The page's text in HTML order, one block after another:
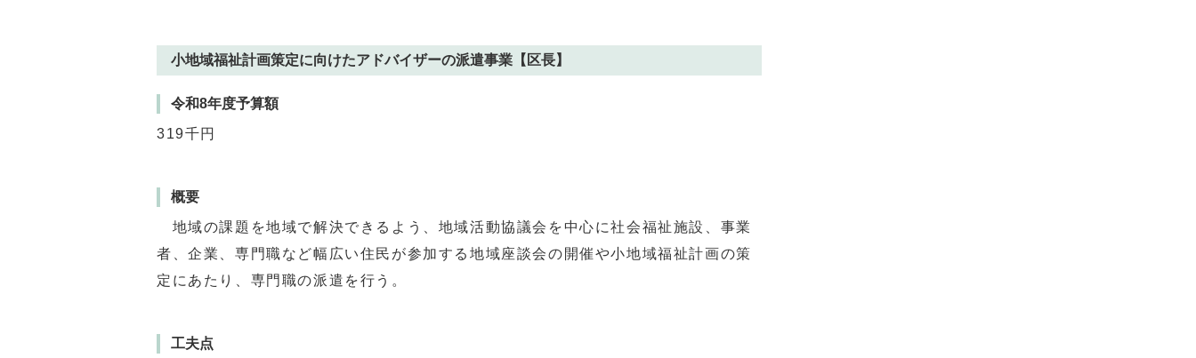
小地域福祉計画策定に向けたアドバイザーの派遣事業【区長】
令和8年度予算額
319千円
概要
地域の課題を地域で解決できるよう、地域活動協議会を中心に社会福祉施設、事業
者、企業、専門職など幅広い住民が参加する地域座談会の開催や小地域福祉計画の策
定にあたり、専門職の派遣を行う。
工夫点